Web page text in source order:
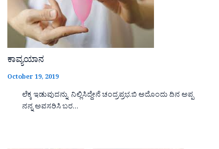
ಕಾವ್ಯಯಾನ
October 19, 2019
ಲೆಕ್ಕ ಇಡುವುದನ್ನು ನಿಲ್ಲಿಸಿದ್ದೇನೆ ಚಂದ್ರಪ್ರಭ.ಬಿ ಅದೊಂದು ದಿನ ಅಪ್ಪ
ನನ್ನ ಅವಸರಿಸಿ ಬರ…